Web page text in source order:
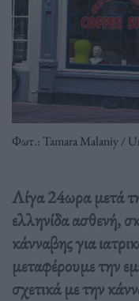
Φωτ.: Tamara Malaniy /
Λίγα 24ωρα μετά
ελληνίδα ασθενή,
κάνναβης για
μεταφέρουμε την
σχετικά με την